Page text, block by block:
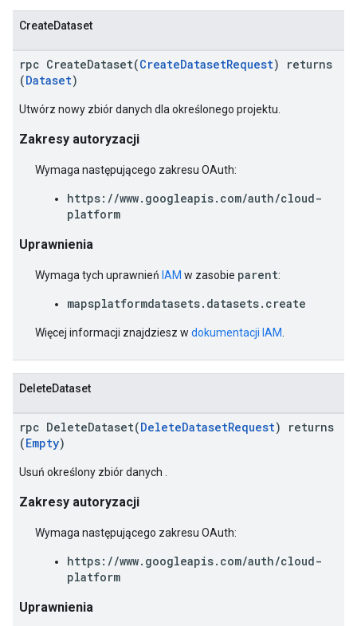
CreateDataset
rpc CreateDataset(CreateDatasetRequest) returns
(Dataset)
Utwórz nowy zbiór danych dla określonego projektu.
Zakresy autoryzacji
Wymaga następującego zakresu OAuth:
https://www.googleapis.com/auth/cloud-
platform
Uprawnienia
Wymaga tych uprawnień IAM w zasobie parent:
mapsplatformdatasets.datasets.create
Więcej informacji znajdziesz w dokumentacji IAM
DeleteDataset
rpc DeleteDataset(DeleteDatasetRequest) returns
(Empty)
Usuń określony zbiór danych .
Zakresy autoryzacji
Wymaga następującego zakresu OAuth:
https://www.googleapis.com/auth/cloud-
platform
Uprawnienia